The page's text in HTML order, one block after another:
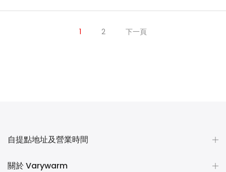
1 2 下一頁
自提點地址及營業時間
關於 Varywarm